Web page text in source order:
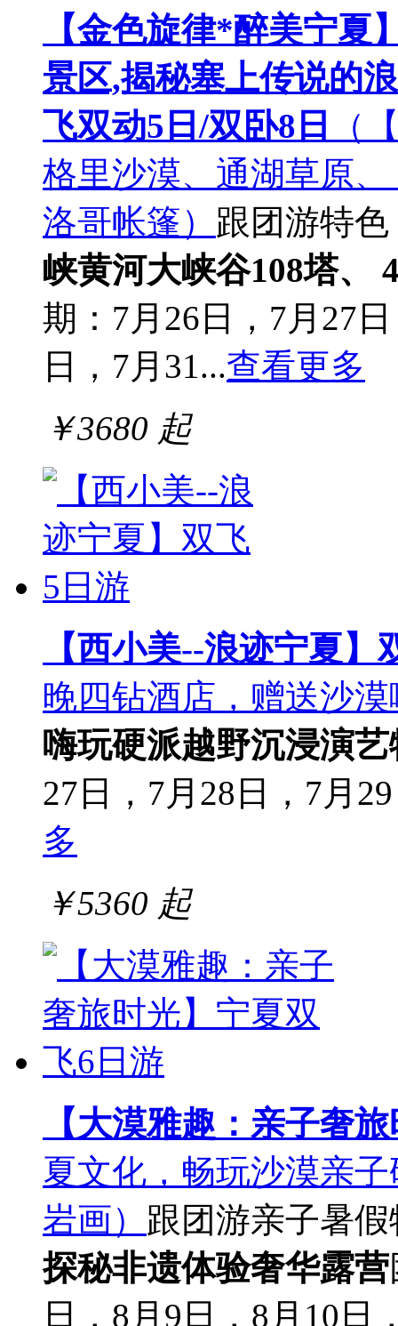
【金色旋律*醉美宁夏
景区,揭秘塞上传说的
飞双动5日/双卧8日
（
格里沙漠、通湖草原
洛哥帐篷） 跟团游特色
峡黄河大峡谷108塔、
期：7月26日，7月27
日，7月31...查看更多
￥3680 起
【西小美--浪迹宁夏】
晚四钻酒店，赠送沙
嗨玩硬派越野沉浸演艺
27日，7月28日，7月
多
￥5360 起
【大漠雅趣：亲子奢
夏文化，畅玩沙漠亲
岩画） 跟团游亲子暑假
探秘非遗体验奢华露营
日，8月9日，8月10日